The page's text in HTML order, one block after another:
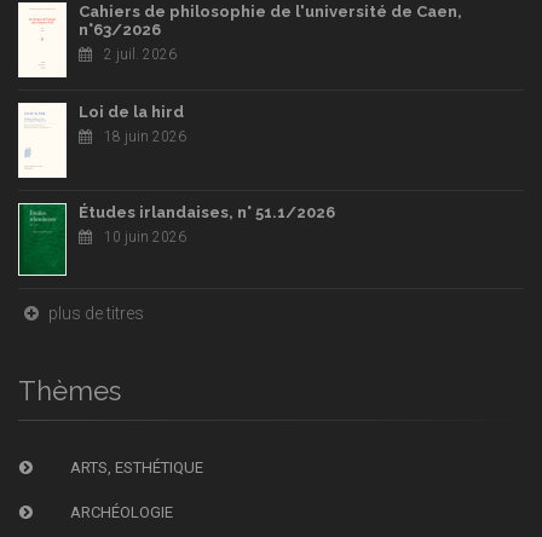
Cahiers de philosophie de l'université de Caen,
n°63/2026
2 juil. 2026
Loi de la hird
18 juin 2026
Études irlandaises, n° 51.1/2026
10 juin 2026
plus de titres
Thèmes
ARTS, ESTHÉTIQUE
ARCHÉOLOGIE